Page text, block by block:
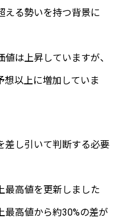
える勢いを持つ背景に
は上昇していますが、
想以上に増加していま
差し引いて判断する必要
最高値を更新しました
最高値から約30%の差が